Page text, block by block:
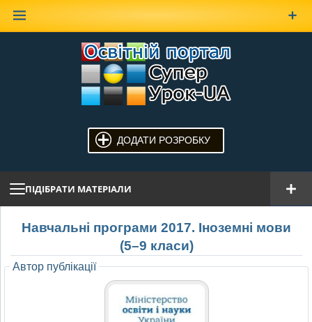
ДОДАТИ РОЗРОБКУ
ПІДІБРАТИ МАТЕРІАЛИ
Навчальні програми 2017. Іноземні мови
(5–9 класи)
Автор публікації